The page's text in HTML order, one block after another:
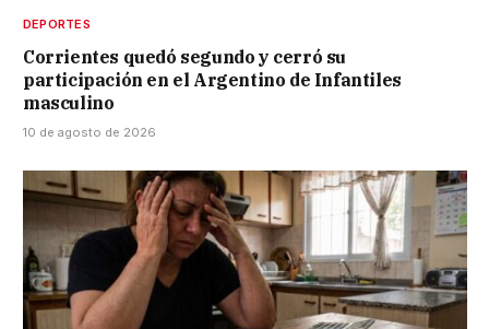
DEPORTES
Corrientes quedó segundo y cerró su
participación en el Argentino de Infantiles
masculino
10 de agosto de 2026